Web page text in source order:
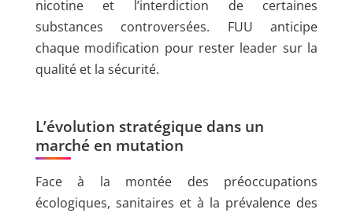
nicotine et l’interdiction de certaines
substances controversées. FUU anticipe
chaque modification pour rester leader sur la
qualité et la sécurité.
L’évolution stratégique dans un
marché en mutation
Face à la montée des préoccupations
écologiques, sanitaires et à la prévalence des